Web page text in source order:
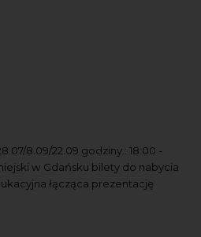
8.09/22.09 godziny.: 18:00 -
w Gdańsku bilety do nabycia
łącząca prezent­­ację